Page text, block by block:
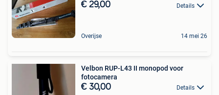
€ 29,00 Details
Overijse 14 mei 26
Velbon RUP-L43 II monopod voor
fotocamera
€ 30,00 Details